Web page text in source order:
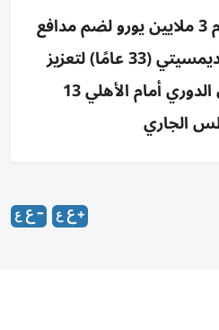
الدرعية السعودي يقدم 3 ملايين يورو لضم مدافع
أتلانتا الألباني برات ديمسيتي (33 عامًا) لتعزيز
الدفاع قبل انطلاق الدوري أمام الأهلي 13
الجاري